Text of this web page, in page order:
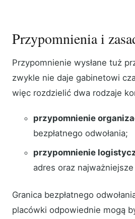
Przypomnienia i
Przypomnienie wysłane tuż
zwykle nie daje gabinetowi
więc rozdzielić dwa rodzaje
przypomnienie
bezpłatnego odwołania;
przypomnienie
adres oraz
Granica bezpłatnego
placówki odpowiednie mogą